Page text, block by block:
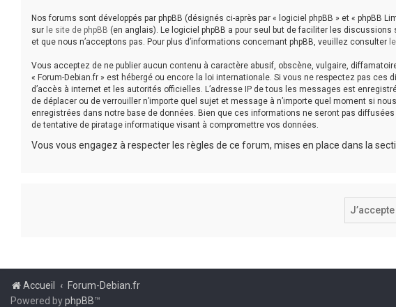
Nos forums sont développés par phpBB (désignés ci-après par « logiciel phpBB » et «
sur le site de phpBB (en anglais). Le logiciel phpBB a pour seul but de faciliter les
et que nous n’acceptons pas. Pour plus d’informations concernant phpBB, veuillez consulter
Vous acceptez de ne publier aucun contenu à caractère abusif, obscène, vulgaire,
« Forum-Debian.fr » est hébergé ou encore la loi internationale. Si vous ne respectez pas
d’accès à internet et les autorités officielles. L’adresse IP de tous les messages est
de déplacer ou de verrouiller n’importe quel sujet et message à n’importe quel moment si
enregistrées dans notre base de données. Bien que ces informations ne seront pas
de tentative de piratage informatique visant à compromettre vos données.
Vous vous engagez à respecter les règles de ce forum, mises en place dans la
Accueil Forum-Debian.fr
Powered byphpBB™